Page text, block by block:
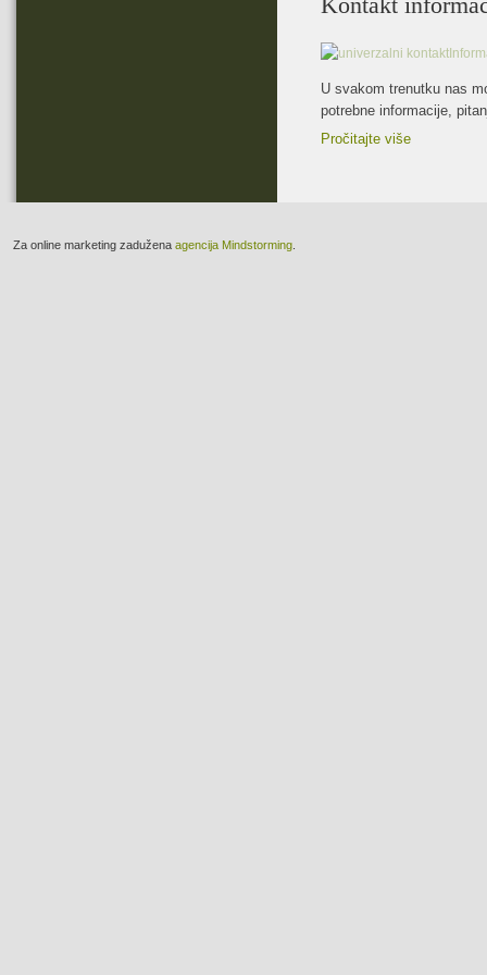
U svakom trenutku nas
potrebne informacije,
Pročitajte više
online marketing zadužena agencija Mindstorming.